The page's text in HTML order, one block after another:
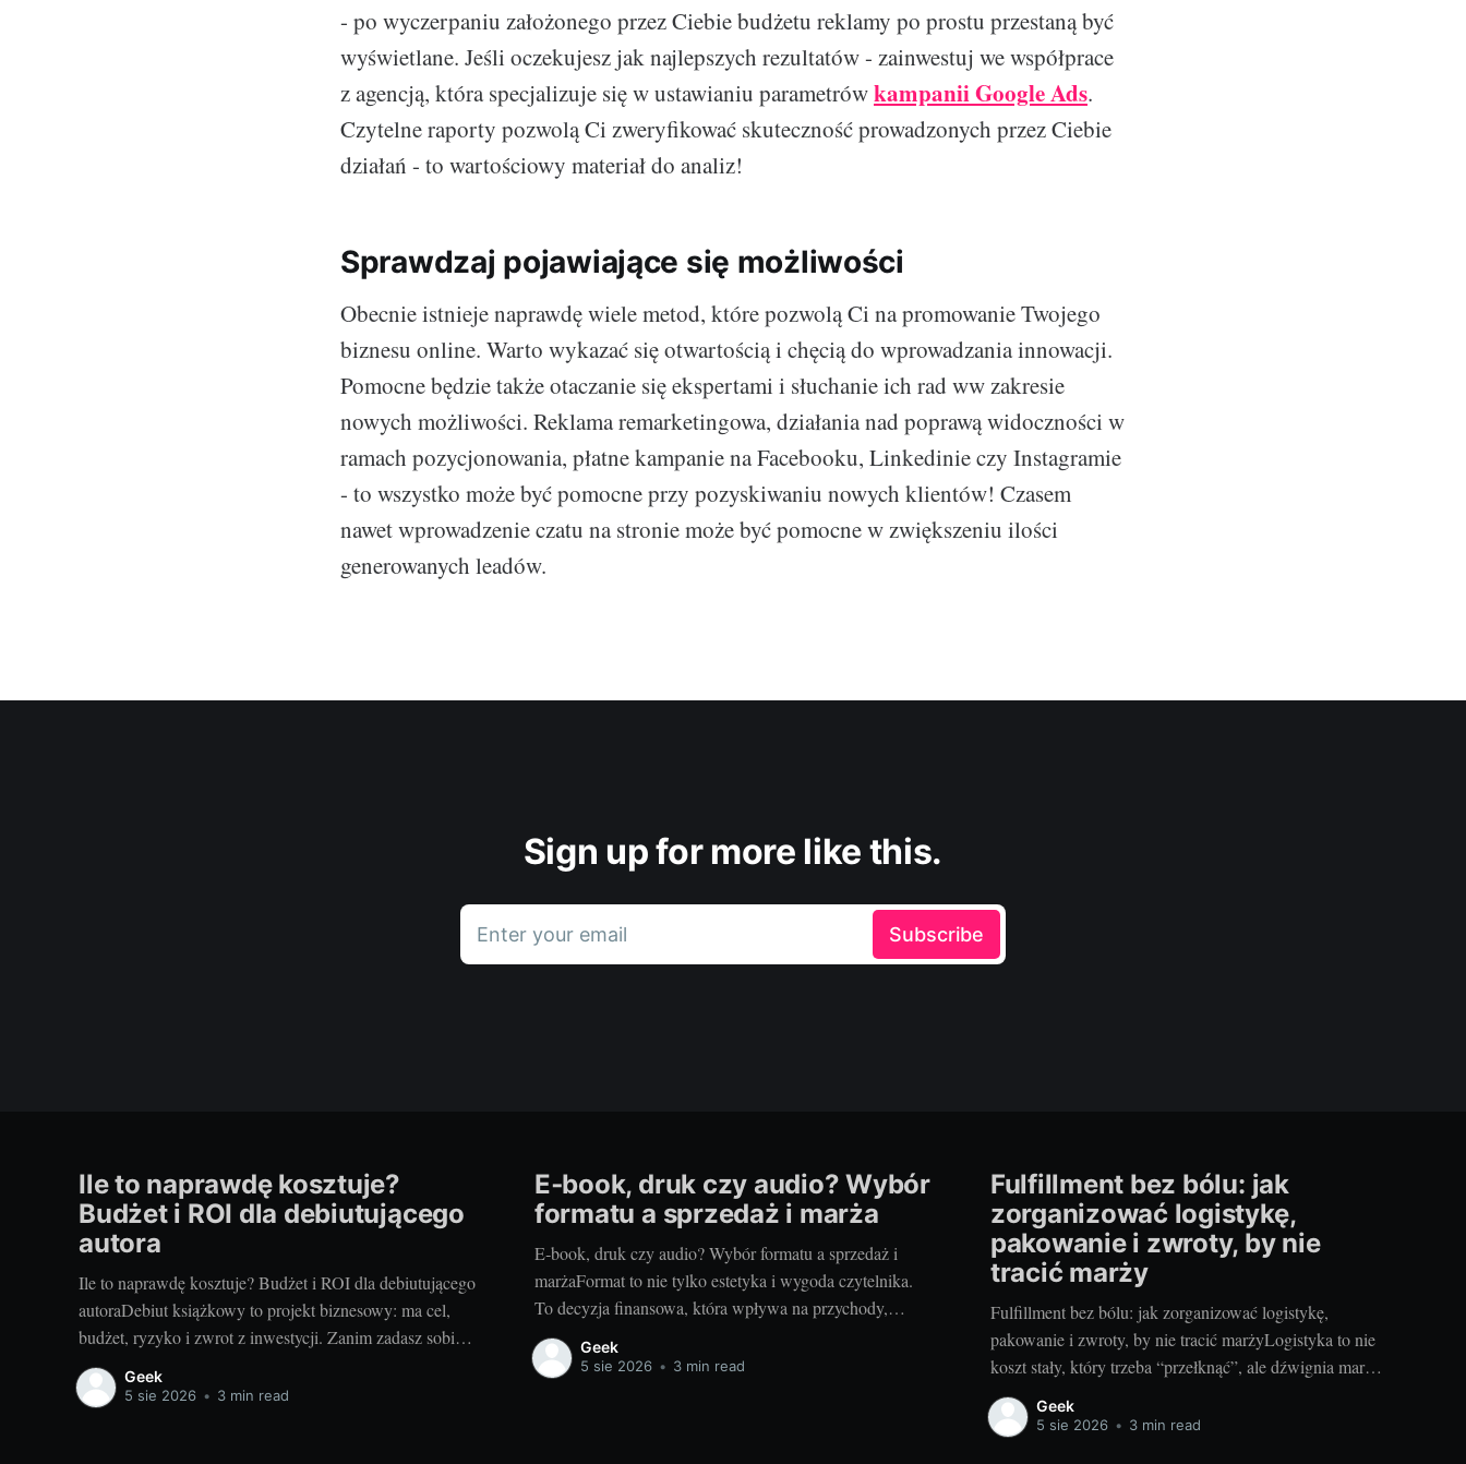
- po wyczerpaniu założonego przez Ciebie budżetu reklamy po prostu przestaną być
wyświetlane. Jeśli oczekujesz jak najlepszych rezultatów - zainwestuj we współprace
z agencją, która specjalizuje się w ustawianiu parametrówkampanii Google Ads.
Czytelne raporty pozwolą Ci zweryfikować skuteczność prowadzonych przez Ciebie
działań - to wartościowy materiał do analiz!
Sprawdzaj pojawiające się możliwości
Obecnie istnieje naprawdę wiele metod, które pozwolą Ci na promowanie Twojego
biznesu online. Warto wykazać się otwartością i chęcią do wprowadzania innowacji.
Pomocne będzie także otaczanie się ekspertami i słuchanie ich rad ww zakresie
nowych możliwości. Reklama remarketingowa, działania nad poprawą widoczności w
ramach pozycjonowania, płatne kampanie na Facebooku, Linkedinie czy Instagramie
- to wszystko może być pomocne przy pozyskiwaniu nowych klientów! Czasem
nawet wprowadzenie czatu na stronie może być pomocne w zwiększeniu ilości
generowanych leadów.
Sign up for more like this.
Enter your email Subscribe
Ile to naprawdę kosztuje?
Budżet i ROI dla debiutującego
autora
Ile to naprawdę kosztuje? Budżet i ROI dla debiutującego
autoraDebiut książkowy to projekt biznesowy: ma cel,
budżet, ryzyko i zwrot z inwestycji. Zanim zadasz sobie
pytanie, jak wydać książkę, policz koszty i sprawdź,
kiedy inwestycja się spina. Ten przewodnik pokazuje, jak
Geek
5 sie 2026 • 3 min read
E‑book, druk czy audio? Wybór
formatu a sprzedaż i marża
E‑book, druk czy audio? Wybór formatu a sprzedaż i
marżaFormat to nie tylko estetyka i wygoda czytelnika.
To decyzja finansowa, która wpływa na przychody,
koszty i skalowalność całego przedsięwzięcia. Jeśli
dopiero planujesz premierę, równolegle z planem treści i
Geek
5 sie 2026 • 3 min read
Fulfillment bez bólu: jak
zorganizować logistykę,
pakowanie i zwroty, by nie
tracić marży
Fulfillment bez bólu: jak zorganizować logistykę,
pakowanie i zwroty, by nie tracić marżyLogistyka to nie
koszt stały, który trzeba “przełknąć”, ale dźwignia marży.
Dobrze poukładane operacje potrafią obniżyć koszt
zamówienia nawet o kilkanaście procent i skrócić czas
Geek
5 sie 2026 • 3 min read